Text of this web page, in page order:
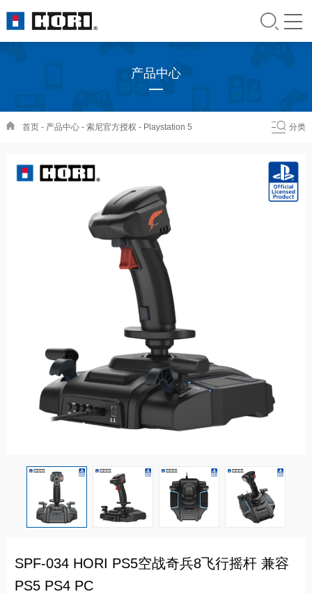
产品中心
首页- 产品中心- 索尼官方授权 - Playstation 5 分类
SPF-034 HORI PS5空战奇兵8飞行摇杆 兼容
PS5 PS4 PC